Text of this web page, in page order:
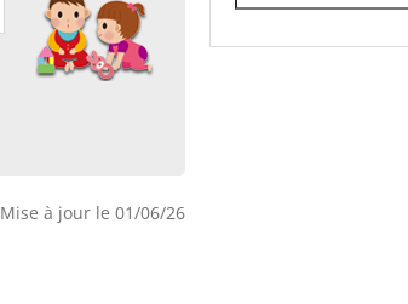
Mise à jour le 01/06/26